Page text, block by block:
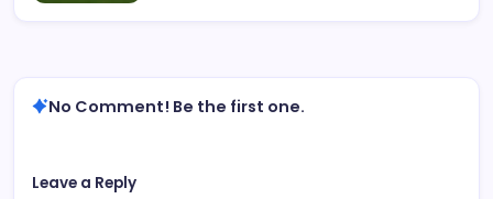
No Comment! Be the first one.
Leave a Reply